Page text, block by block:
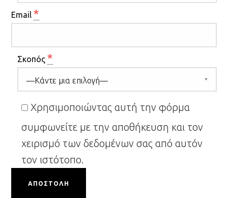
Email *
Σκοπός *
Χρησιμοποιώντας αυτή την φόρμα
συμφωνείτε με την αποθήκευση και τον
χειρισμό των δεδομένων σας από αυτόν
τον ιστότοπο.